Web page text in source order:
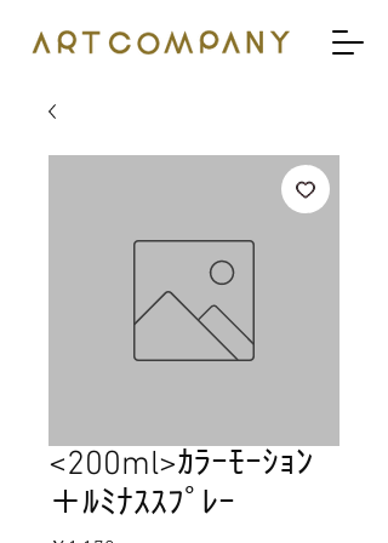
<200ml>ｶﾗｰﾓｰｼｮﾝ
＋ﾙﾐﾅｽｽﾌﾟﾚｰ